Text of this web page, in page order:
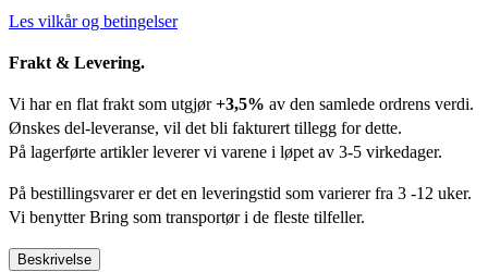
Les vilkår og betingelser
Frakt & Levering.
Vi har en flat frakt som utgjør+3,5% av den samlede ordrens verdi.
Ønskes del-leveranse, vil det bli fakturert tillegg for dette.
På lagerførte artikler leverer vi varene i løpet av 3-5 virkedager.
På bestillingsvarer er det en leveringstid som varierer fra 3 -12 uker.
Vi benytter Bring som transportør i de fleste tilfeller.
Beskrivelse